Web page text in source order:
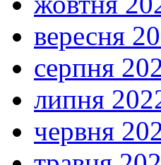
вересня
серпня
липня
червня